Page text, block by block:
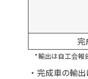
完
*輸出は自工会報
・ 完成車の輸